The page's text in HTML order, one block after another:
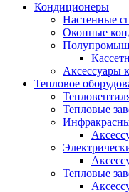
Кондиционеры
Настенные
Оконные
Аксессуары
Тепловое
Тепловые
Тепловые